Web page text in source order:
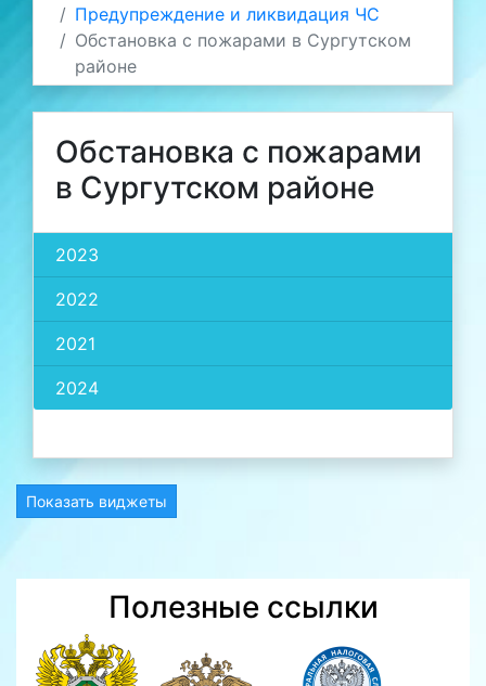
Предупреждение и ликвидация ЧС
Обстановка с пожарами в Сургутском
районе
Обстановка с пожарами
в Сургутском районе
2023
2022
2021
2024
Показать виджеты
Полезные ссылки